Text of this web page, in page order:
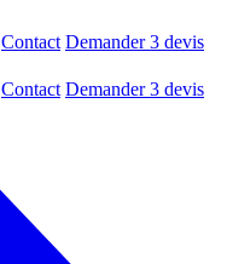
Contact Demander 3 devis
Contact Demander 3 devis